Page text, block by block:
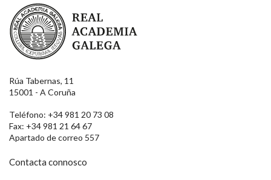
Real Academia Galega
Rúa Tabernas, 11
15001 - A Coruña
Teléfono: +34 981 20 73 08
Fax: +34 981 21 64 67
Apartado de correo 557
Contacta connosco